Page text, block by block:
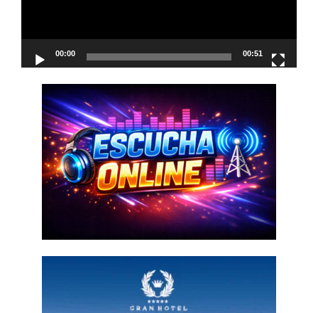
00:00 00:51